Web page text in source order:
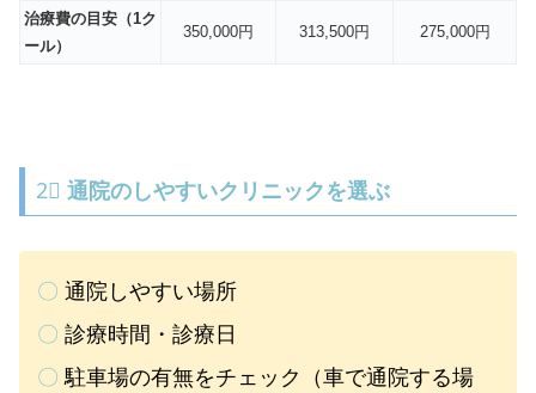
治療費の目安（1ク
ール）
350,000円 313,500円 275,000円
2⃣ 通院のしやすいクリニックを選ぶ
〇 通院しやすい場所
〇 診療時間・診療日
〇 駐車場の有無をチェック（車で通院する場